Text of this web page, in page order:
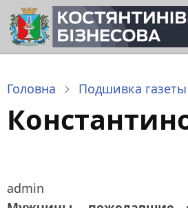
Перейти
до
основного
Головна Подшивка газеты
admin